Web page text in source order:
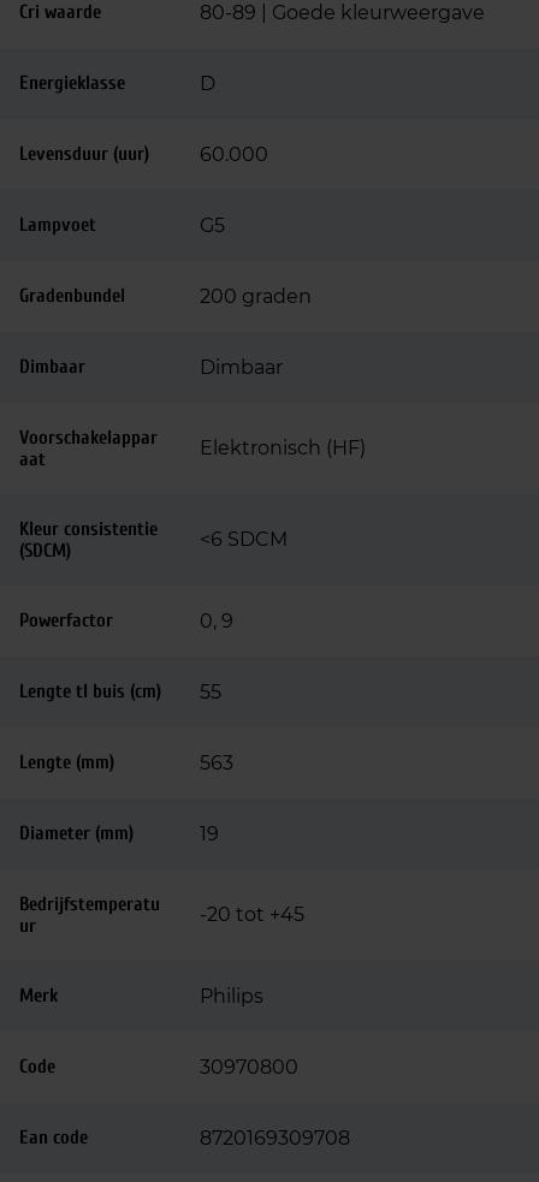
Cri waarde 80-89 | Goede kleurweergave
Energieklasse D
Levensduur (uur) 60.000
Lampvoet G5
Gradenbundel 200 graden
Dimbaar Dimbaar
Voorschakelappar
aat
Elektronisch (HF)
Kleur consistentie
(SDCM)
<6 SDCM
Powerfactor 0, 9
Lengte tl buis (cm) 55
Lengte (mm) 563
Diameter (mm) 19
Bedrijfstemperatu
ur
-20 tot +45
Merk Philips
Code 30970800
Ean code 8720169309708